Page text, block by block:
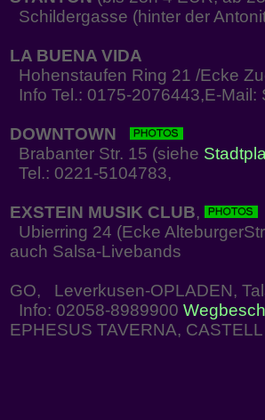
Schildergasse (hinter der
LA BUENA VIDA
Hohenstaufen Ring 21 /Ecke
Info Tel.: 0175-2076443,E-
DOWNTOWN
Brabanter Str. 15 (siehe
Tel.: 0221-5104783,
EXSTEIN MUSIK CLUB,
Ubierring 24 (Ecke
auch Salsa-Livebands
GO, Leverkusen-OPLADEN,
Info: 02058-8989900
EPHESUS TAVERNA, CASTELL